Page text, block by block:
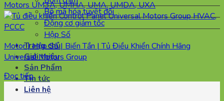
Bộ mã hóa tuyệt đối
Động cơ giảm tốc
Hộp Số
Trang chủ
Giới thiệu
Sản Phẩm
Tin tức
Liên hệ
Motor | Hộp Số | Biến Tần | Tủ Điều Khiển Chính Hãng
Universal Motors Group
Đọc tiếp